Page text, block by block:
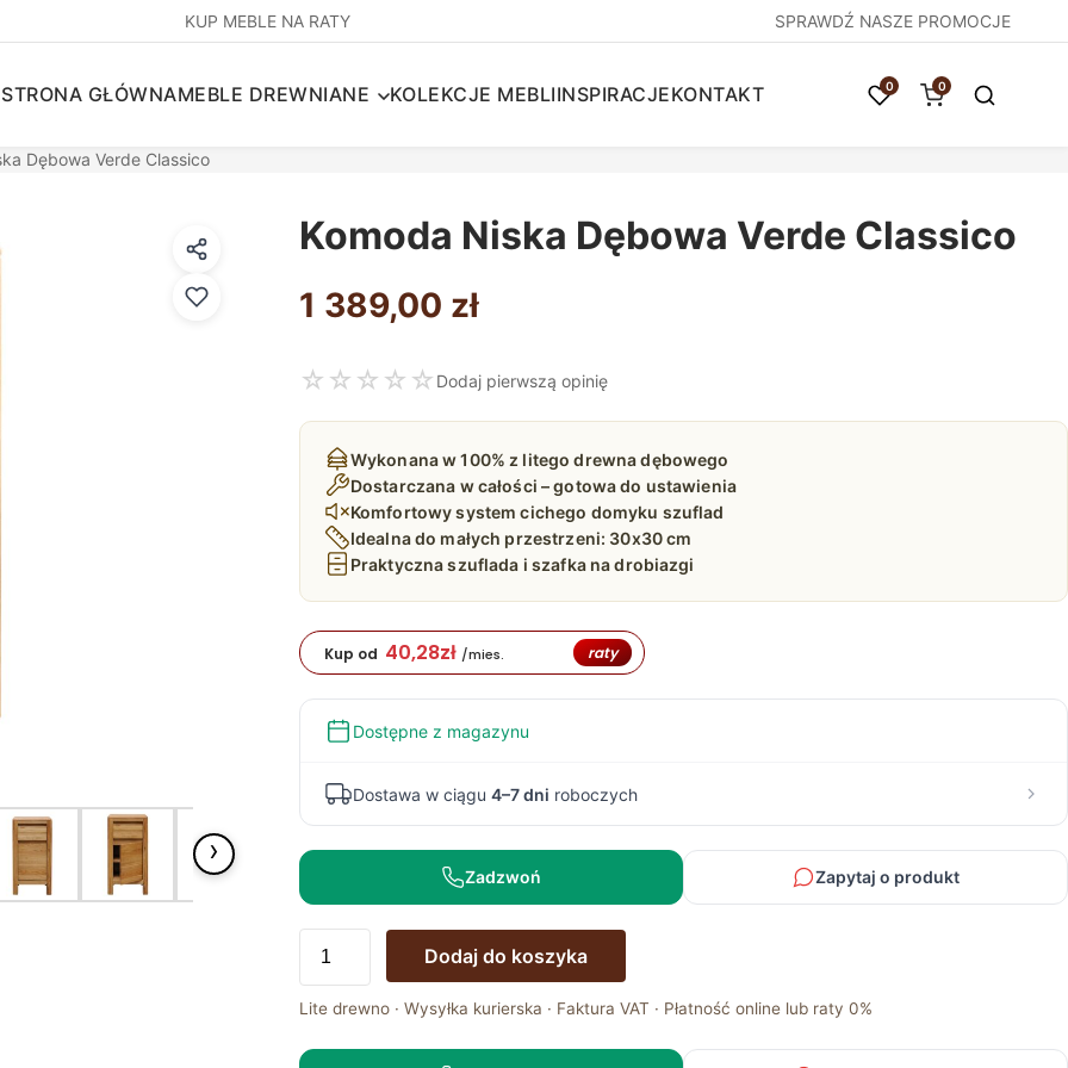
KUP MEBLE NA RATY SPRAWDŹ NASZE PROMOCJE
STRONA GŁÓWNAMEBLE DREWNIANE KOLEKCJE MEBLIINSPIRACJEKONTAKT 0 0
Dębowa Verde Classico
›
Komoda Niska Dębowa Verde Classico
1 389,00 zł
☆ ☆ ☆ ☆ ☆ Dodaj pierwszą opinię
Wykonana w 100% z litego drewna dębowego
Dostarczana w całości – gotowa do ustawienia
Komfortowy system cichego domyku szuflad
Idealna do małych przestrzeni: 30x30 cm
Praktyczna szuflada i szafka na drobiazgi
Kup od 40,28zł /mies. raty
Dostępne z magazynu
Dostawa w ciągu 4–7 dni roboczych
Zadzwoń Zapytaj o produkt
Niska
Verde
Dodaj do koszyka
Lite drewno · Wysyłka kurierska · Faktura VAT · Płatność online lub raty 0%